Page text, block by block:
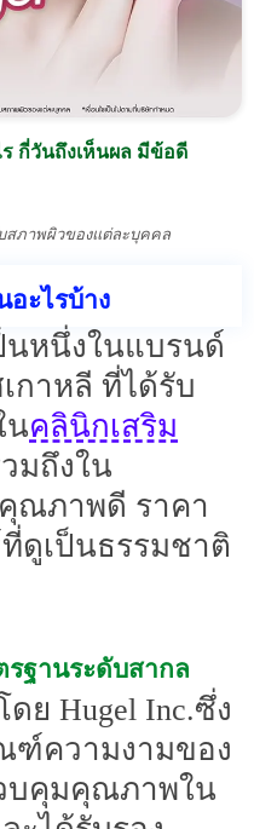
กี่วันถึงเห็นผล มีข้อดี
สภาพผิวของแต่ละบุคคล
อะไรบ้าง
นหนึ่งในแบรนด์
กาหลี ที่ได้รับ
นคลินิกเสริม
มถึงใน
คุณภาพดี ราคา
ดูเป็นธรรมชาติ
รฐานระดับสากล
ย Hugel Inc.ซึ่ง
ฑ์ความงามของ
บคุมคุณภาพใน